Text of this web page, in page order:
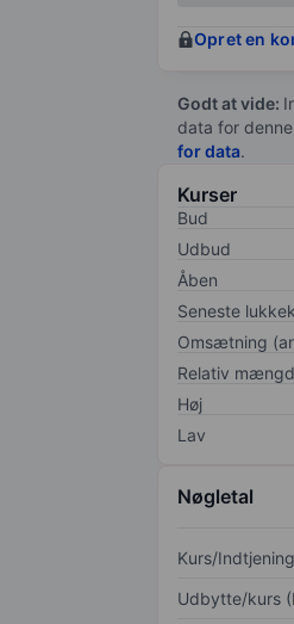
Opret en
Godt at vide:
data for
for data.
Kurser
Bud
Udbud
Åben
Seneste
Omsætning
Relativ
Høj
Lav
Nøgletal
Kurs/
Udbytte/kurs